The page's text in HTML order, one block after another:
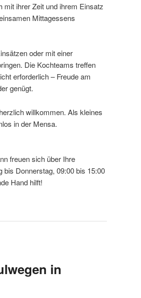
mit ihrer Zeit und ihrem Einsatz
Mittagessens
oder mit einer
Die Kochteams treffen
erforderlich – Freude am
genügt.
willkommen. Als kleines
in der Mensa.
freuen sich über Ihre
bis Donnerstag, 09:00 bis 15:00
Hand hilft!
in